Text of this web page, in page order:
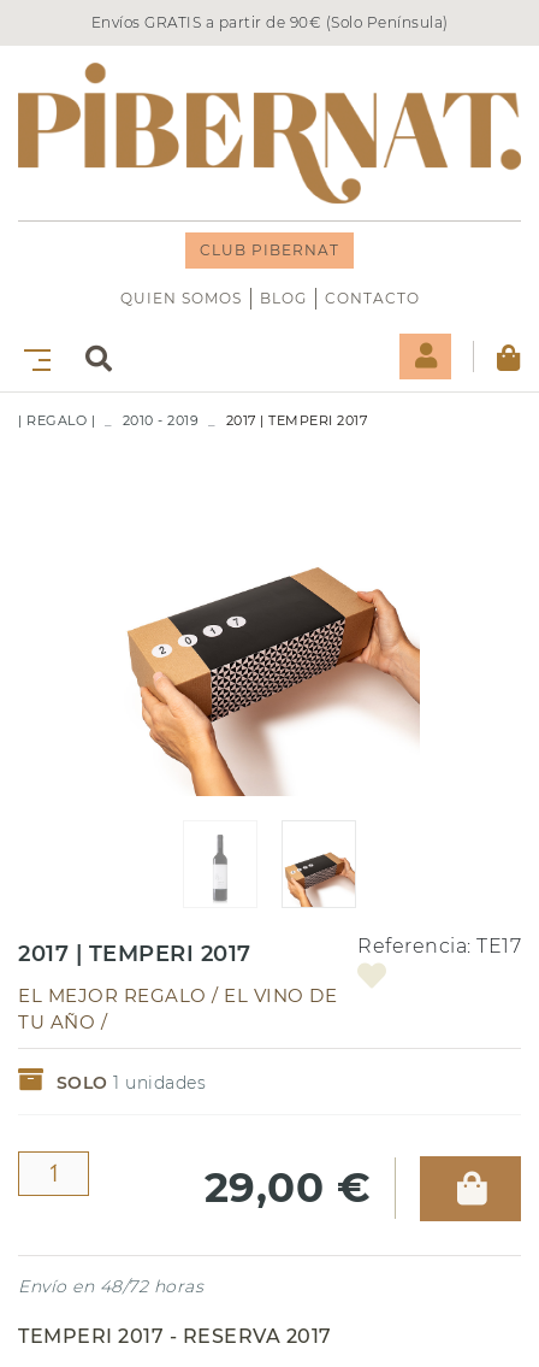
Envíos GRATIS a partir de 90€ (Solo Península)
CLUB PIBERNAT
QUIEN SOMOS BLOG CONTACTO
| REGALO | 2010 - 2019 2017 | TEMPERI 2017
2017 | TEMPERI 2017
EL MEJOR REGALO / EL VINO DE
TU AÑO /
Referencia: TE17
SOLO 1 unidades
29,00 €
Envío en 48/72 horas
TEMPERI 2017 - RESERVA 2017